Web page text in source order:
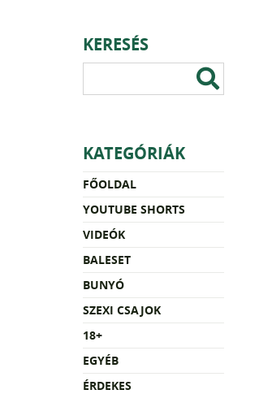
KERESÉS
KATEGÓRIÁK
FŐOLDAL
YOUTUBE SHORTS
VIDEÓK
BALESET
BUNYÓ
SZEXI CSAJOK
18+
EGYÉB
ÉRDEKES